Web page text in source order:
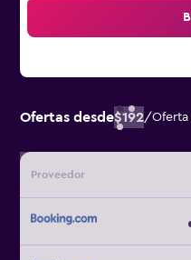
Ofertas desde$192/
Proveedor